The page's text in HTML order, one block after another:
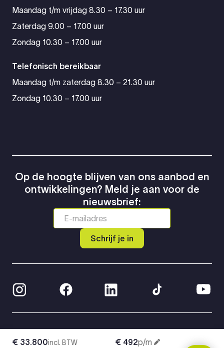
€ 492p/m
€ 33.800incl. BTW
Maandag t/m vrijdag 8.30 – 17.30 uur
Zaterdag 9.00 – 17.00 uur
Zondag 10.30 – 17.00 uur
Telefonisch bereikbaar
Maandag t/m zaterdag 8.30 – 21.30 uur
Zondag 10.30 – 17.00 uur
Op de hoogte blijven van ons aanbod en
ontwikkelingen? Meld je aan voor de
nieuwsbrief:
Schrijf je in